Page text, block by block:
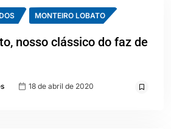
MONTEIRO LOBATO
nosso clássico do faz de
18 de abril de 2020